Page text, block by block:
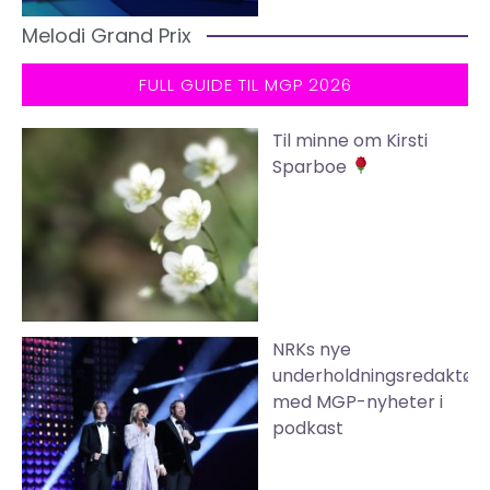
Melodi Grand Prix
FULL GUIDE TIL MGP 2026
Til minne om Kirsti
Sparboe
NRKs nye
underholdningsredaktør
med MGP-nyheter i
podkast